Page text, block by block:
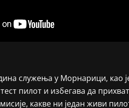
служења у Морнарици, као
пилот и избегава да
какве ни један живи